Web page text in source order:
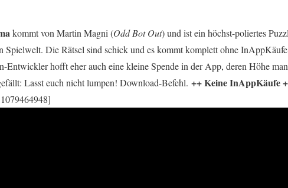
kommt von Martin Magni (Odd Bot Out) und ist ein höchst-poliertes
Spielwelt. Die Rätsel sind schick und es kommt komplett ohne
Entwickler hofft eher auch eine kleine Spende in der App, deren Höhe
Lasst euch nicht lumpen! Download-Befehl. ++ Keine InAppKäufe